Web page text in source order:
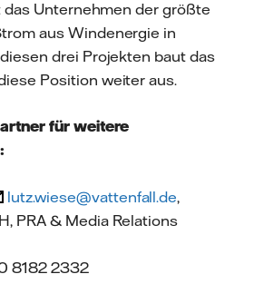
Unternehmen der größte
aus Windenergie in
drei Projekten baut das
Position weiter aus.
für weitere
lutz.wiese@vattenfall.de,
PRA & Media Relations
8182 2332